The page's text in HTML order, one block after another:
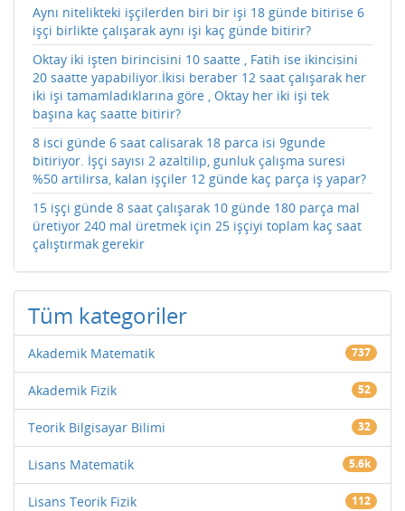
Aynı nitelikteki işçilerden biri bir işi 18 günde bitirise 6
işçi birlikte çalışarak aynı işi kaç günde bitirir?
Oktay iki işten birincisini 10 saatte , Fatih ise ikincisini
20 saatte yapabiliyor.İkisi beraber 12 saat çalışarak her
iki işi tamamladıklarına göre , Oktay her iki işi tek
başına kaç saatte bitirir?
8 isci günde 6 saat calisarak 18 parca isi 9gunde
bitiriyor. İşçi sayısı 2 azaltilip, gunluk çalışma suresi
%50 artilirsa, kalan işçiler 12 günde kaç parça iş yapar?
15 işçi günde 8 saat çalışarak 10 günde 180 parça mal
üretiyor 240 mal üretmek için 25 işçiyi toplam kaç saat
çalıştırmak gerekir
Tüm kategoriler
Akademik Matematik 737
Akademik Fizik 52
Teorik Bilgisayar Bilimi 32
Lisans Matematik 5.6k
Lisans Teorik Fizik 112